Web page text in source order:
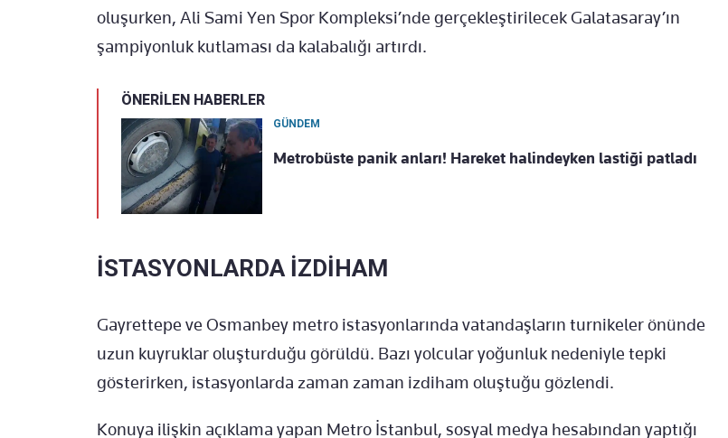
oluşurken, Ali Sami Yen Spor Kompleksi’nde gerçekleştirilecek Galatasaray’ın
şampiyonluk kutlaması da kalabalığı artırdı.
ÖNERİLEN HABERLER
GÜNDEM
Metrobüste panik anları! Hareket halindeyken lastiği patladı
İSTASYONLARDA İZDİHAM
Gayrettepe ve Osmanbey metro istasyonlarında vatandaşların turnikeler önünde
uzun kuyruklar oluşturduğu görüldü. Bazı yolcular yoğunluk nedeniyle tepki
gösterirken, istasyonlarda zaman zaman izdiham oluştuğu gözlendi.
Konuya ilişkin açıklama yapan Metro İstanbul, sosyal medya hesabından yaptığı